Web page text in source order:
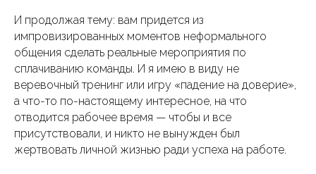
И продолжая тему: вам придется из
импровизированных моментов неформального
общения сделать реальные мероприятия по
сплачиванию команды. И я имею в виду не
веревочный тренинг или игру «падение на доверие»,
а что-то по-настоящему интересное, на что
отводится рабочее время — чтобы и все
присутствовали, и никто не вынужден был
жертвовать личной жизнью ради успеха на работе.